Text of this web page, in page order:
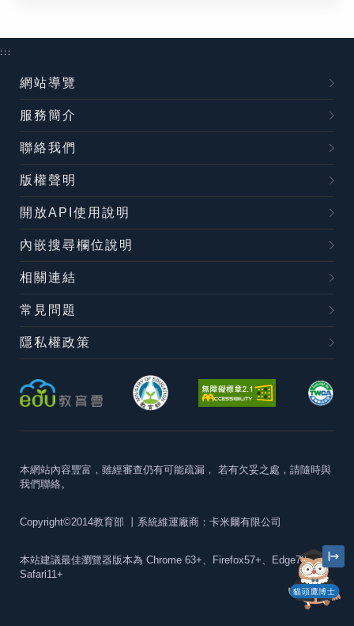
貓頭鷹博士
:::
網站導覽
服務簡介
聯絡我們
版權聲明
開放API使用說明
內嵌搜尋欄位說明
相關連結
常見問題
隱私權政策
本網站內容豐富，雖經審查仍有可能疏漏， 若有欠妥之處，請隨時與
我們聯絡。
Copyright©2014教育部 丨系統維運廠商：卡米爾有限公司
本站建議最佳瀏覽器版本為 Chrome 63+、Firefox57+、Edge79+及
Safari11+